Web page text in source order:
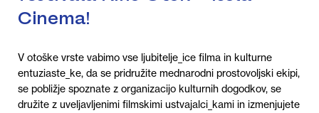
Cinema!
V otoške vrste vabimo vse ljubitelje_ice filma in kulturne
entuziaste_ke, da se pridružite mednarodni prostovoljski ekipi,
se pobližje spoznate z organizacijo kulturnih dogodkov, se
družite z uveljavljenimi filmskimi ustvajalci_kami in izmenjujete